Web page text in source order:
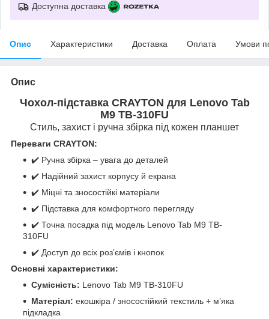
Доступна доставка
Опис Характеристики Доставка Оплата Умови
Опис
Чохол-підставка CRAYTON для Lenovo Tab
M9 TB-310FU
Стиль, захист і ручна збірка під кожен планшет
Переваги CRAYTON:
✔️ Ручна збірка – увага до деталей
✔️ Надійний захист корпусу й екрана
✔️ Міцні та зносостійкі матеріали
✔️ Підставка для комфортного перегляду
✔️ Точна посадка під модель Lenovo Tab M9 TB-
310FU
✔️ Доступ до всіх роз’ємів і кнопок
Основні характеристики:
Сумісність: Lenovo Tab M9 TB-310FU
Матеріал: екошкіра / зносостійкий текстиль + м’яка
підкладка